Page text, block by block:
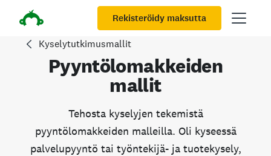
Rekisteröidy maksutta
Kyselytutkimusmallit
Pyyntölomakkeiden
mallit
Tehosta kyselyjen tekemistä
pyyntölomakkeiden malleilla. Oli kyseessä
palvelupyyntö tai työntekijä- ja tuotekysely,